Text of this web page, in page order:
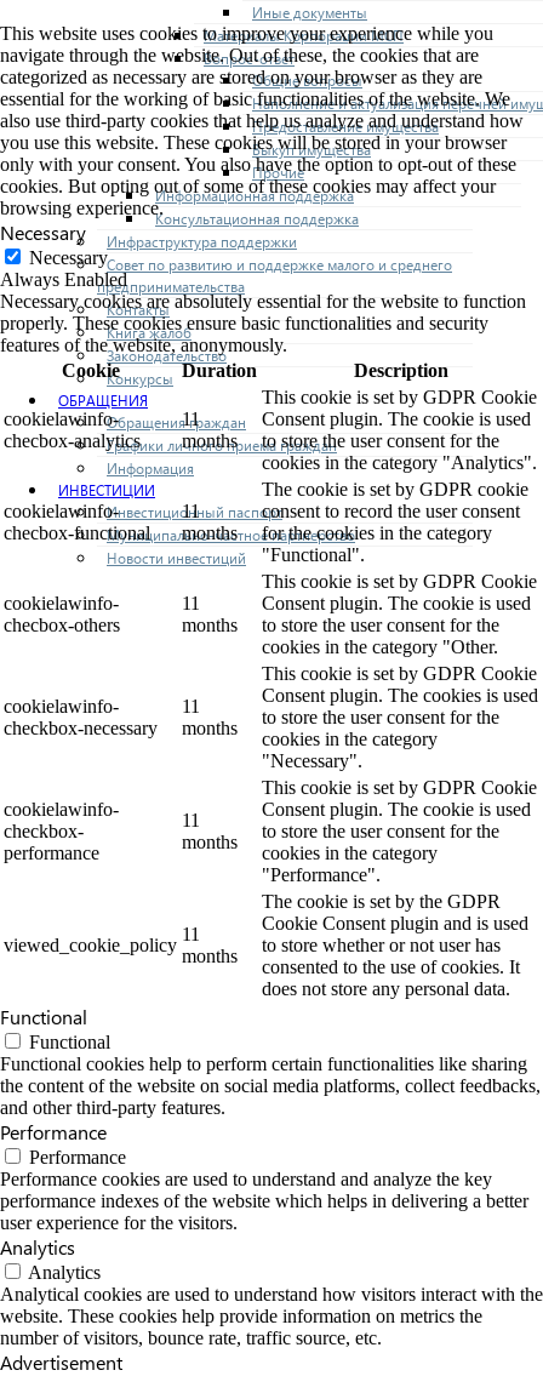
Иные документы
Материалы Корпорации МСП
Вопрос-ответ
Общие вопросы
Наполнение и актуализация перечней
Предоставление имущества
Выкуп имущества
Прочие
Информационная поддержка
Консультационная поддержка
Инфраструктура поддержки
Совет по развитию и поддержке малого и среднего
предпринимательства
Контакты
Книга жалоб
Законодательство
Конкурсы
ОБРАЩЕНИЯ
Обращения граждан
Графики личного приема граждан
Информация
ИНВЕСТИЦИИ
Инвестиционный паспорт
Муниципально-частное партнерство
Новости инвестиций
This website uses cookies to improve your experience while you
navigate through the website. Out of these, the cookies that are
categorized as necessary are stored on your browser as they are
essential for the working of basic functionalities of the website. We
also use third-party cookies that help us analyze and understand how
you use this website. These cookies will be stored in your browser
only with your consent. You also have the option to opt-out of these
cookies. But opting out of some of these cookies may affect your
browsing experience.
Necessary
Necessary
Always Enabled
Necessary cookies are absolutely essential for the website to function
properly. These cookies ensure basic functionalities and security
features of the website, anonymously.
Cookie
Duration Description
cookielawinfo-
checbox-analytics
11
months
This cookie is set by GDPR Cookie
Consent plugin. The cookie is used
to store the user consent for the
cookies in the category "Analytics".
cookielawinfo-
checbox-functional
11
months
The cookie is set by GDPR cookie
consent to record the user consent
for the cookies in the category
"Functional".
cookielawinfo-
checbox-others
11
months
This cookie is set by GDPR Cookie
Consent plugin. The cookie is used
to store the user consent for the
cookies in the category "Other.
cookielawinfo-
checkbox-necessary
11
months
This cookie is set by GDPR Cookie
Consent plugin. The cookies is used
to store the user consent for the
cookies in the category
"Necessary".
cookielawinfo-
checkbox-
performance
11
months
This cookie is set by GDPR Cookie
Consent plugin. The cookie is used
to store the user consent for the
cookies in the category
"Performance".
viewed_cookie_policy
11
months
The cookie is set by the GDPR
Cookie Consent plugin and is used
to store whether or not user has
consented to the use of cookies. It
does not store any personal data.
Functional
Functional
Functional cookies help to perform certain functionalities like sharing
the content of the website on social media platforms, collect feedbacks,
and other third-party features.
Performance
Performance
Performance cookies are used to understand and analyze the key
performance indexes of the website which helps in delivering a better
user experience for the visitors.
Analytics
Analytics
Analytical cookies are used to understand how visitors interact with the
website. These cookies help provide information on metrics the
number of visitors, bounce rate, traffic source, etc.
Advertisement